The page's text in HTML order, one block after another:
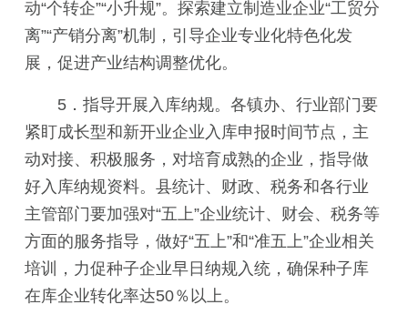
动“个转企”“小升规”。探索建立制造业企业“工贸分
离”“产销分离”机制，引导企业专业化特色化发
展，促进产业结构调整优化。
5．指导开展入库纳规。各镇办、行业部门要
紧盯成长型和新开业企业入库申报时间节点，主
动对接、积极服务，对培育成熟的企业，指导做
好入库纳规资料。县统计、财政、税务和各行业
主管部门要加强对“五上”企业统计、财会、税务等
方面的服务指导，做好“五上”和“准五上”企业相关
培训，力促种子企业早日纳规入统，确保种子库
在库企业转化率达50％以上。